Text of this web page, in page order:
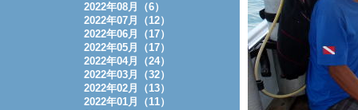
2022年08月（6）
2022年07月（12）
2022年06月（17）
2022年05月（17）
2022年04月（24）
2022年03月（32）
2022年02月（13）
2022年01月（11）